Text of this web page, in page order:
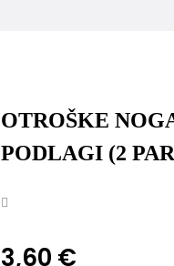
OTROŠKE
PODLAGI (2
3,60 €